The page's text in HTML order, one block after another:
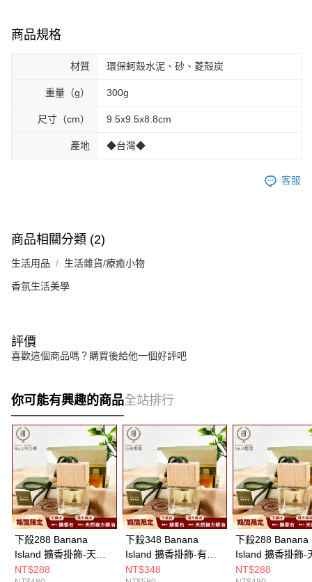
商品規格
材質 環保蚵殼水泥、砂、菱殼炭
重量（g） 300g
尺寸（cm） 9.5x9.5x8.8cm
產地 ◆台灣◆
客服
商品相關分類 (2)
生活用品 生活雜貨/療癒小物
香氛生活美學
評價
喜歡這個商品嗎？購買後給他一個好評吧
你可能有興趣的商品全站排行
下殺288 Banana
Island 擴香掛飾-天然
複方芳療精油 No.2 半
NT$288
下殺348 Banana
Island 擴香掛飾-有機
複方精油 沁涼橙風/擴
NT$348
下殺288 Banana
Island 擴香掛飾-
複方芳療精油
NT$288